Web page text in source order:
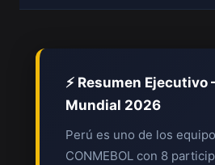
⚡ Resumen
Mundial 2026
Perú es uno de los
CONMEBOL con 8